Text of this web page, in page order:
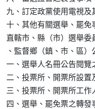
九、訂定政黨使用電視
十、其他有關選舉、罷免
直轄市、縣（市）選舉
、監督鄉（鎮、市、區）
一、選舉人名冊公告閱覽
二、投票所、開票所設置
三、投票所、開票所工作
四、選舉、罷免票之轉發